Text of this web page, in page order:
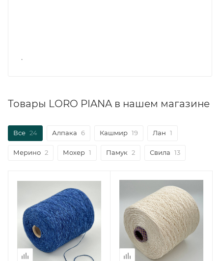
.
Товары LORO PIANA в нашем магазине
Все 24 Алпака 6 Кашмир 19 Лан 1
Мерино 2 Мохер 1 Памук 2 Свила 13